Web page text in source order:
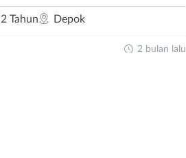
Tahun Depok
2 bulan lalu